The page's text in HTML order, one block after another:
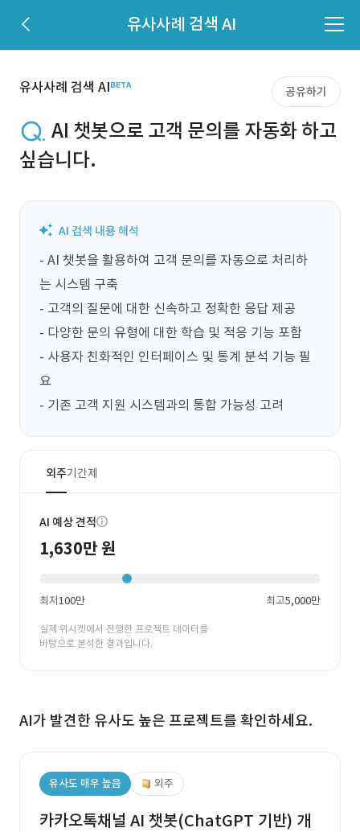
유사사례 검색 AI
유사사례 검색 AI 공유하기
AI 챗봇으로 고객 문의를 자동화 하고
싶습니다.
- AI 챗봇을 활용하여 고객 문의를 자동으로 처리하
는 시스템 구축
- 고객의 질문에 대한 신속하고 정확한 응답 제공
- 다양한 문의 유형에 대한 학습 및 적응 기능 포함
- 사용자 친화적인 인터페이스 및 통계 분석 기능 필
요
- 기존 고객 지원 시스템과의 통합 가능성 고려
외주기간제
AI 예상 견적
1,630만 원
최저100만 최고5,000만
실제 위시켓에서 진행한 프로젝트 데이터를
바탕으로 분석한 결과입니다.
AI가 발견한 유사도 높은 프로젝트를 확인하세요.
유사도 매우 높음 외주
카카오톡채널 AI 챗봇(ChatGPT 기반) 개